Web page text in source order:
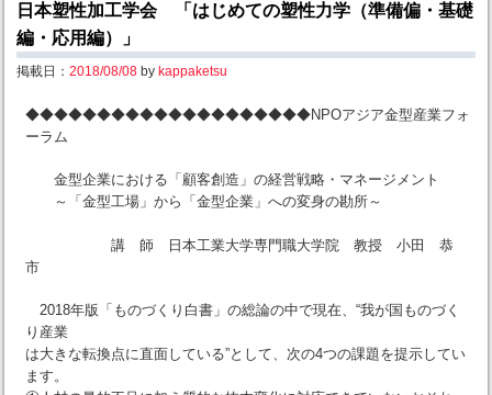
日本塑性加工学会 「はじめての塑性力学（準備偏・基礎
編・応用編）」
掲載日： 2018/08/08by kappaketsu
◆◆◆◆◆◆◆◆◆◆◆◆◆◆◆◆◆◆◆◆NPOアジア金型産業フォ
ーラム
金型企業における「顧客創造」の経営戦略・マネージメント
～「金型工場」から「金型企業」への変身の勘所～
講 師 日本工業大学専門職大学院 教授 小田 恭
市
2018年版「ものづくり白書」の総論の中で現在、“我が国ものづく
り産業
は大きな転換点に直面している”として、次の4つの課題を提示してい
ます。